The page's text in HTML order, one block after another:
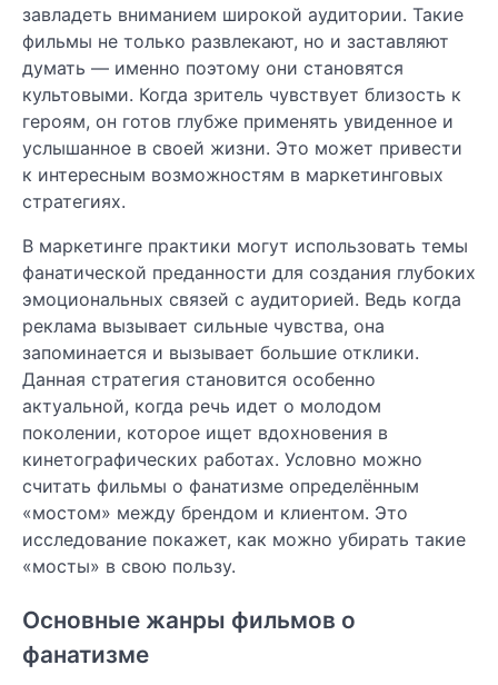
завладеть вниманием широкой аудитории. Такие
фильмы не только развлекают, но и заставляют
думать — именно поэтому они становятся
культовыми. Когда зритель чувствует близость к
героям, он готов глубже применять увиденное и
услышанное в своей жизни. Это может привести
к интересным возможностям в маркетинговых
стратегиях.
В маркетинге практики могут использовать темы
фанатической преданности для создания глубоких
эмоциональных связей с аудиторией. Ведь когда
реклама вызывает сильные чувства, она
запоминается и вызывает большие отклики.
Данная стратегия становится особенно
актуальной, когда речь идет о молодом
поколении, которое ищет вдохновения в
кинетографических работах. Условно можно
считать фильмы о фанатизме определённым
«мостом» между брендом и клиентом. Это
исследование покажет, как можно убирать такие
«мосты» в свою пользу.
Основные жанры фильмов о
фанатизме